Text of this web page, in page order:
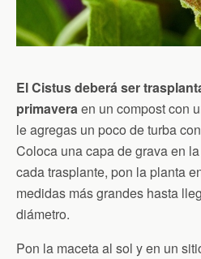
El Cistus deberá ser
primaveraen un compost con
le agregas un poco de turba
Coloca una capa de grava en
cada trasplante, pon la planta
medidas más grandes hasta
diámetro.
Pon la maceta al sol y en un